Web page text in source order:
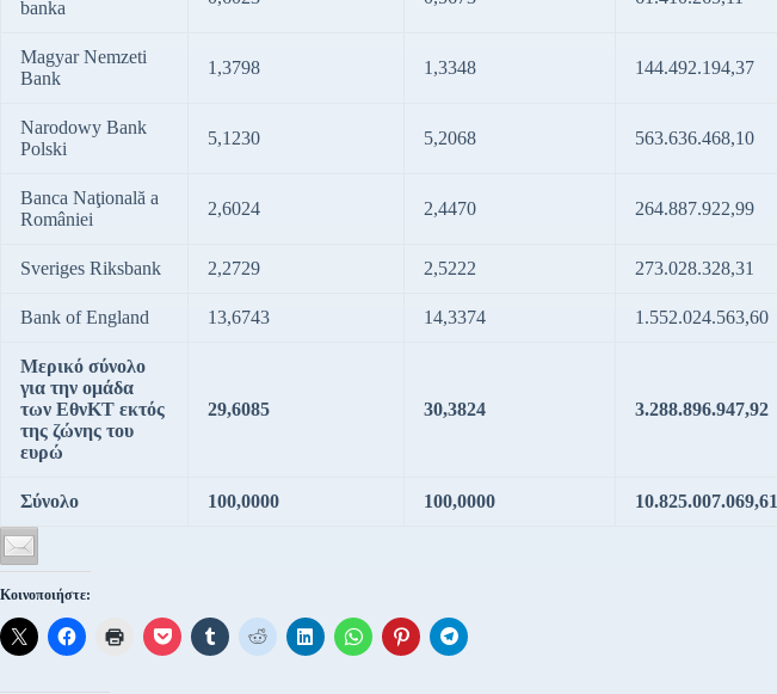
banka
Magyar Nemzeti
Bank
1,3798 1,3348 144.492.194,37
Narodowy Bank
Polski
5,1230 5,2068 563.636.468,10
Banca Naţională a
României
2,6024 2,4470 264.887.922,99
Sveriges Riksbank 2,2729 2,5222 273.028.328,31
Bank of England 13,6743 14,3374 1.552.024.563,60
Μερικό σύνολο
για την ομάδα
των ΕθνΚΤ εκτός
της ζώνης του
ευρώ
29,6085 30,3824 3.288.896.947,92
Σύνολο 100,0000 100,0000 10.825.007.069,61
Κοινοποιήστε: